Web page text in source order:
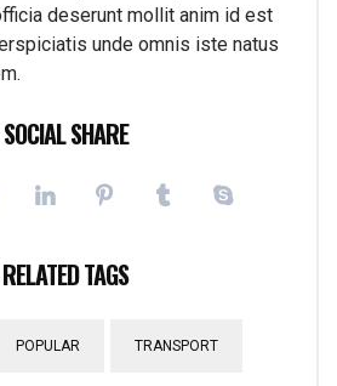
deserunt mollit anim id est
unde omnis iste natus
SOCIAL SHARE
RELATED TAGS
POPULAR TRANSPORT